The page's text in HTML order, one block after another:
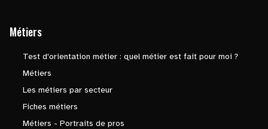
Métiers
Test d'orientation métier : quel métier est fait pour moi ?
Métiers
Les métiers par secteur
Fiches métiers
Métiers - Portraits de pros